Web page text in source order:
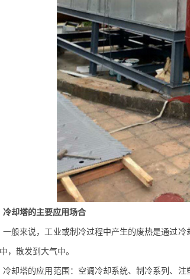
冷却塔的主要应用场合
来说，工业或制冷过程中产生的废热是通过冷
，散发到大气中。
塔的应用范围：空调冷却系统、制冷系列、注